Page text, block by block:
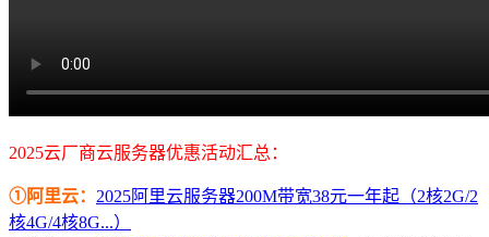
2025云厂商云服务器优惠活动汇总：
①阿里云： 2025阿里云服务器200M带宽38元一年起（2核2G/2
核4G/4核8G...）